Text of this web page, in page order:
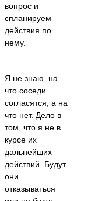
вопрос и
спланируем
действия по
нему.
Я не знаю, на
что соседи
согласятся, а на
что нет. Дело в
том, что я не в
курсе их
дальнейших
действий. Будут
они
отказываться